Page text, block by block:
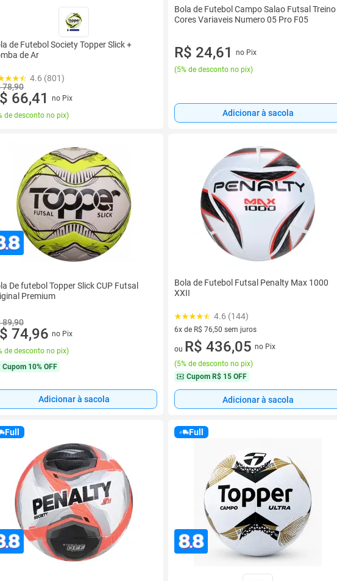
de Futebol Society Topper Slick +
de Ar
4.6 (801)
78,90
66,41
no Pix
de desconto no pix)
Bola de Futebol Campo Salao Futsal Treino
Cores Variaveis Numero 05 Pro F05
R$ 24,61
no Pix
(5% de desconto no pix)
Adicionar à sacola
De futebol Topper Slick CUP Futsal
Premium
89,90
74,96 no Pix
de desconto no pix)
Cupom 10% OFF
Adicionar à sacola
Bola de Futebol Futsal Penalty Max 1000
XXII
4.6 (144)
6x de R$ 76,50 sem juros
6 vez de R$ 76,50 sem juros
ou R$ 436,05 no Pix
(5% de desconto no pix)
Cupom R$ 15 OFF
Adicionar à sacola
Full Full